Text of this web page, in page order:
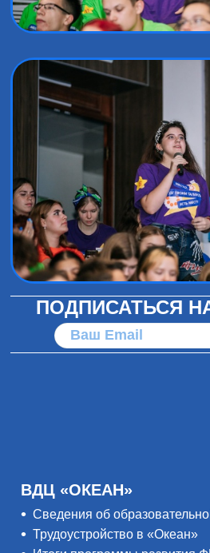
ПОДПИСАТЬСЯ
ВДЦ «ОКЕАН»
Сведения об
Трудоустройство в «Океан»